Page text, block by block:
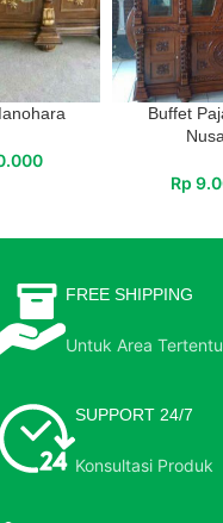
Buffet
Rp
FREE SHIPPING
Untuk Area Tertentu
SUPPORT 24/7
Konsultasi Produk